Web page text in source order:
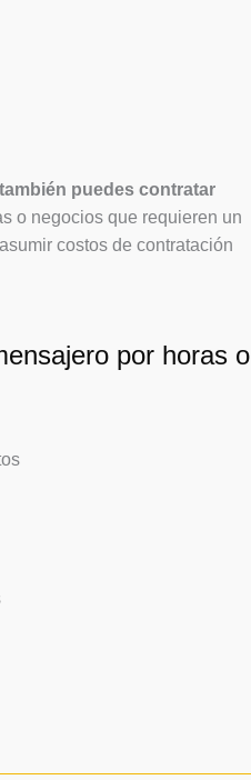
puedes contratar
o negocios que requieren un
costos de contratación
por horas o